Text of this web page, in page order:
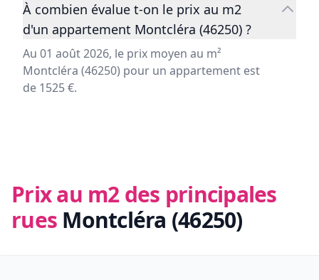
À combien évalue t-on le prix au m2
d'un appartement Montcléra (46250) ?
Au 01 août 2026, le prix moyen au m²
Montcléra (46250) pour un appartement est
de 1525 €.
Prix au m2 des principales
rues Montcléra (46250)